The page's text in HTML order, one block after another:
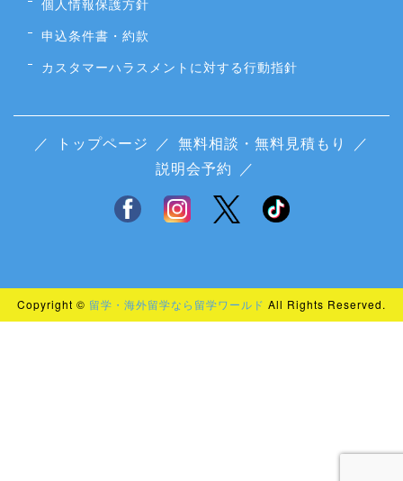
申込条件書・約款
カスタマーハラスメントに対する行動指針
／ トップページ ／ 無料相談・無料見積もり
／
説明会予約 ／
Copyright © 留学・海外留学なら留学ワールド All Rights Reserved.